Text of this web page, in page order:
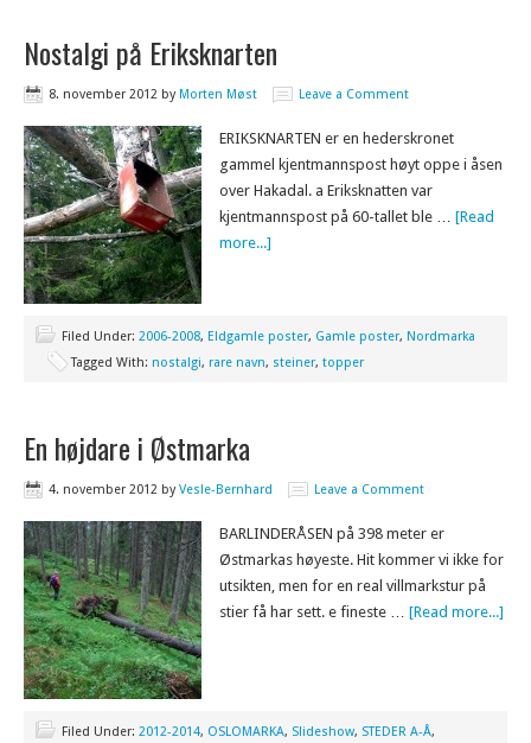
Nostalgi på Eriksknarten
8. november 2012 byMorten Møst Leave a Comment
ERIKSKNARTEN er en hederskronet
gammel kjentmannspost høyt oppe i åsen
over Hakadal. a Eriksknatten var
kjentmannspost på 60-tallet ble … [Read
more...]
Filed Under: 2006-2008, Eldgamle poster, Gamle poster, Nordmarka
Tagged With: nostalgi, rare navn, steiner, topper
En højdare i Østmarka
4. november 2012 byVesle-Bernhard Leave a Comment
BARLINDERÅSEN på 398 meter er
Østmarkas høyeste. Hit kommer vi ikke for
utsikten, men for en real villmarkstur på
stier få har sett. e fineste … [Read more...]
Filed Under: 2012-2014, OSLOMARKA, Slideshow, STEDER A-Å,